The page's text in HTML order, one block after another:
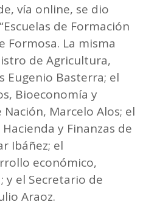
vía online, se dio
de Formación
Formosa. La misma
de Agricultura,
Eugenio Basterra; el
Bioeconomía y
Marcelo Alos; el
y Finanzas de
Ibáñez; el
económico,
y el Secretario de
Araoz.